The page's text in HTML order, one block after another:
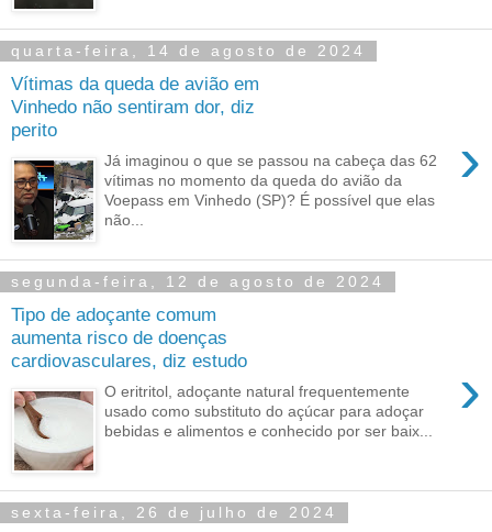
quarta-feira, 14 de agosto de 2024
Vítimas da queda de avião em
Vinhedo não sentiram dor, diz
perito
›
Já imaginou o que se passou na cabeça das 62
vítimas no momento da queda do avião da
Voepass em Vinhedo (SP)? É possível que elas
não...
segunda-feira, 12 de agosto de 2024
Tipo de adoçante comum
aumenta risco de doenças
cardiovasculares, diz estudo
›
O eritritol, adoçante natural frequentemente
usado como substituto do açúcar para adoçar
bebidas e alimentos e conhecido por ser baix...
sexta-feira, 26 de julho de 2024